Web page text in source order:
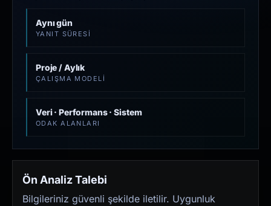
Aynı gün
YANIT SÜRESI
Proje / Aylık
ÇALIŞMA MODELI
Veri · Performans · Sistem
ODAK ALANLARI
Ön Analiz Talebi
Bilgileriniz güvenli şekilde iletilir. Uygunluk